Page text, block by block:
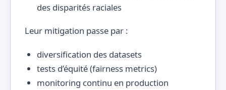
des disparités raciales
Leur mitigation passe par :
diversification des datasets
tests d’équité (fairness metrics)
monitoring continu en production